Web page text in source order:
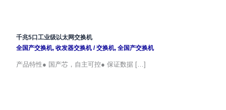
千兆5口工业级以太网交换机
全国产交换机, 收发器交换机/交换机, 全国产交换机
产品特性● 国产芯，自主可控● 保证数据 […]